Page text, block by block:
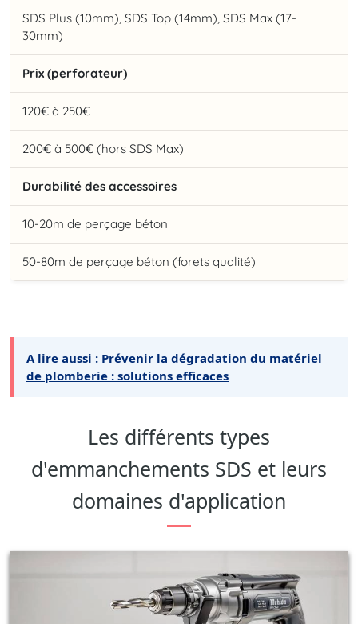
SDS Plus (10mm), SDS Top (14mm), SDS Max (17-
30mm)
Prix (perforateur)
120€ à 250€
200€ à 500€ (hors SDS Max)
Durabilité des accessoires
10-20m de perçage béton
50-80m de perçage béton (forets qualité)
A lire aussi : Prévenir la dégradation du matériel
de plomberie : solutions efficaces
Les différents types
d'emmanchements SDS et leurs
domaines d'application